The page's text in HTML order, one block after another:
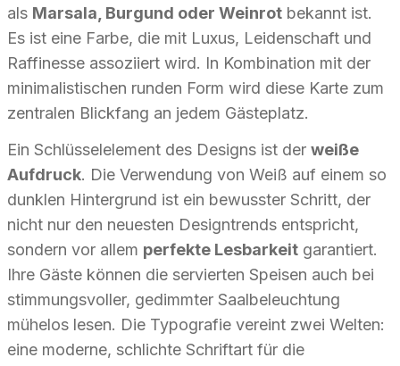
als Marsala, Burgund oder Weinrot bekannt ist.
Es ist eine Farbe, die mit Luxus, Leidenschaft und
Raffinesse assoziiert wird. In Kombination mit der
minimalistischen runden Form wird diese Karte zum
zentralen Blickfang an jedem Gästeplatz.
Ein Schlüsselelement des Designs ist der weiße
Aufdruck. Die Verwendung von Weiß auf einem so
dunklen Hintergrund ist ein bewusster Schritt, der
nicht nur den neuesten Designtrends entspricht,
sondern vor allem perfekte Lesbarkeit garantiert.
Ihre Gäste können die servierten Speisen auch bei
stimmungsvoller, gedimmter Saalbeleuchtung
mühelos lesen. Die Typografie vereint zwei Welten:
eine moderne, schlichte Schriftart für die